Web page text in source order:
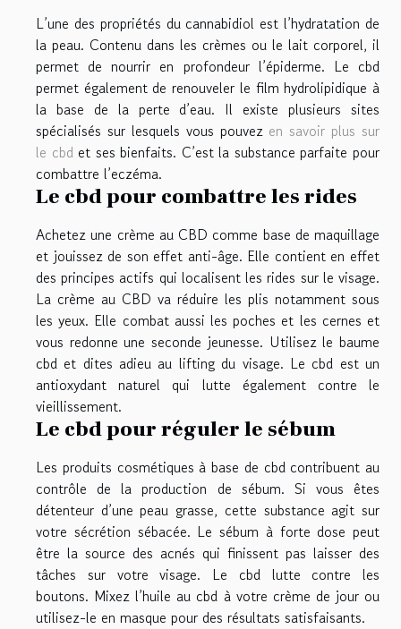
L’une des propriétés du cannabidiol est l’hydratation de
la peau. Contenu dans les crèmes ou le lait corporel, il
permet de nourrir en profondeur l’épiderme. Le cbd
permet également de renouveler le film hydrolipidique à
la base de la perte d’eau. Il existe plusieurs sites
spécialisés sur lesquels vous pouvez en savoir plus sur
le cbdet ses bienfaits. C’est la substance parfaite pour
combattre l’eczéma.
Le cbd pour combattre les rides
Achetez une crème au CBD comme base de maquillage
et jouissez de son effet anti-âge. Elle contient en effet
des principes actifs qui localisent les rides sur le visage.
La crème au CBD va réduire les plis notamment sous
les yeux. Elle combat aussi les poches et les cernes et
vous redonne une seconde jeunesse. Utilisez le baume
cbd et dites adieu au lifting du visage. Le cbd est un
antioxydant naturel qui lutte également contre le
vieillissement.
Le cbd pour réguler le sébum
Les produits cosmétiques à base de cbd contribuent au
contrôle de la production de sébum. Si vous êtes
détenteur d’une peau grasse, cette substance agit sur
votre sécrétion sébacée. Le sébum à forte dose peut
être la source des acnés qui finissent pas laisser des
tâches sur votre visage. Le cbd lutte contre les
boutons. Mixez l’huile au cbd à votre crème de jour ou
utilisez-le en masque pour des résultats satisfaisants.